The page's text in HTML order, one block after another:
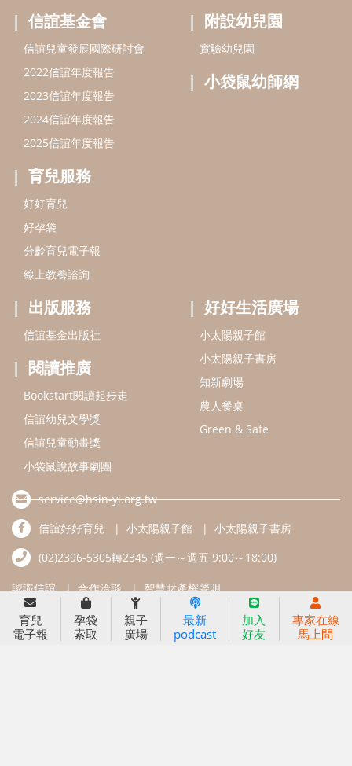
信誼基金會
信誼兒童發展國際研討會
2022信誼年度報告
2023信誼年度報告
2024信誼年度報告
2025信誼年度報告
育兒服務
好好育兒
好孕袋
分齡育兒電子報
線上教養諮詢
附設幼兒園
實驗幼兒園
小袋鼠幼師網
出版服務
信誼基金出版社
閱讀推廣
Bookstart閱讀起步走
信誼幼兒文學獎
信誼兒童動畫獎
小袋鼠說故事劇團
好好生活廣場
小太陽親子館
小太陽親子書房
知新劇場
農人餐桌
Green & Safe
service@hsin-yi.org.tw
信誼好好育兒
小太陽親子館
小太陽親子書房
(02)2396-5305轉2345 (週一～週五 9:00～18:00)
認識信誼 合作洽談 智慧財產權聲明
本網站建議使用IE9(含以上)或 Google Chrome 版本瀏覽器
信誼基金會/上誼文化實業股份有限公司 版權所有 ©
育兒
電子報
孕袋
索取
親子
廣場
最新
podcast
加入
好友
專家在線
馬上問